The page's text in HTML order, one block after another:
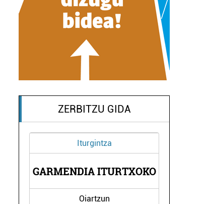
ZERBITZU GIDA
Iturgintza
GARMENDIA ITURTXOKO
Oiartzun